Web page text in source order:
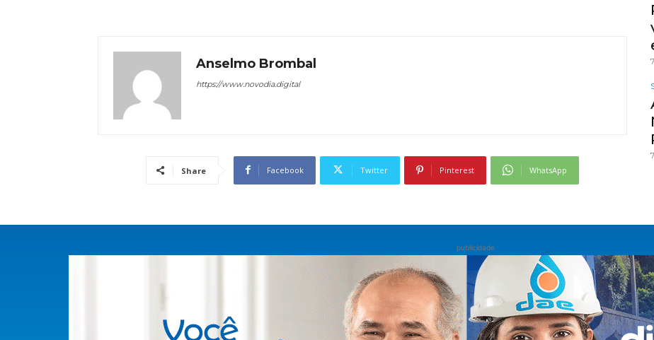
Anselmo Brombal
https://www.novodia.digital
Share Facebook Twitter Pinterest WhatsApp
publicidade